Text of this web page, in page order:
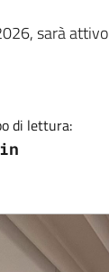
sarà
di lettura: